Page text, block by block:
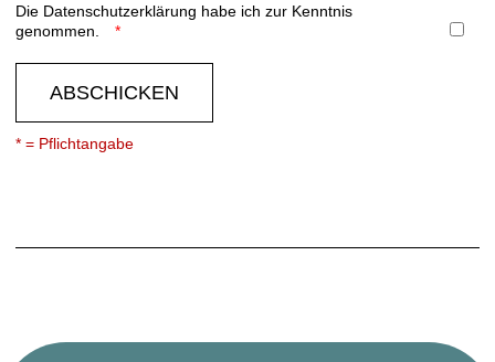
Die Datenschutzerklärung habe ich zur Kenntnis
genommen.
ABSCHICKEN
* = Pflichtangabe